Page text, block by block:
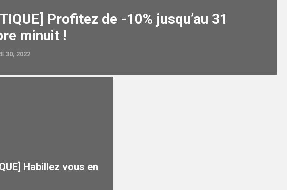
Profitez de -10% jusqu’au 31
minuit !
30, 2022
Habillez vous en